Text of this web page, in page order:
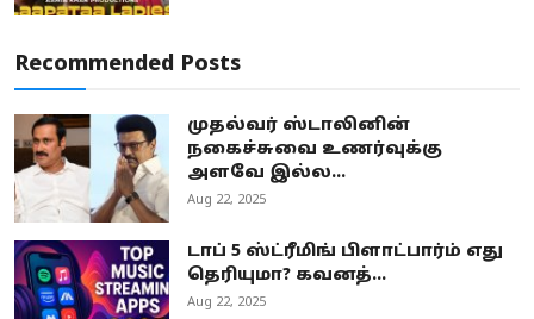
Recommended Posts
முதல்வர் ஸ்டாலினின்
நகைச்சுவை உணர்வுக்கு
அளவே இல்ல...
Aug 22, 2025
டாப் 5 ஸ்ட்ரீமிங் பிளாட்பார்ம் எது
தெரியுமா? கவனத்...
Aug 22, 2025